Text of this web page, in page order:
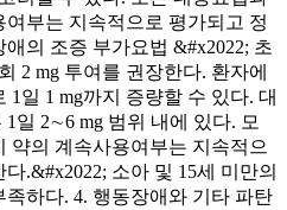
부는 지속적으로 평가되고 정
의 조증 부가요법 &#x2022; 초
2 mg 투여를 권장한다. 환자에
1일 1 mg까지 증량할 수 있다. 대
일 2∼6 mg 범위 내에 있다. 모
약의 계속사용여부는 지속적으
.&#x2022; 소아 및 15세 미만의
하다. 4. 행동장애와 기타 파탄